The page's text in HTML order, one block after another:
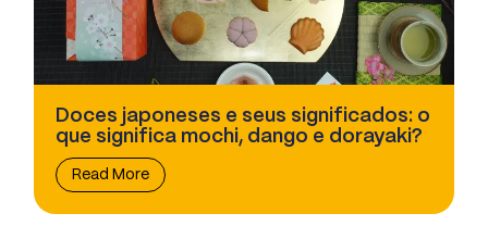
Doces japoneses e seus significados: o
que significa mochi, dango e dorayaki?
Read More